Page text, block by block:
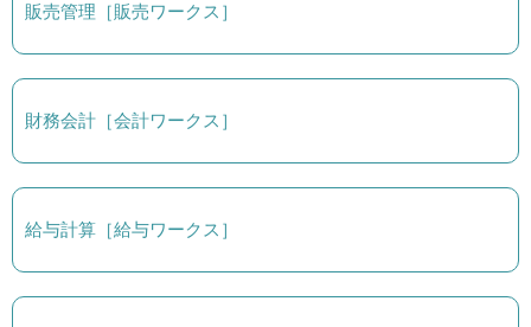
販売管理［販売ワークス］
財務会計［会計ワークス］
給与計算［給与ワークス］